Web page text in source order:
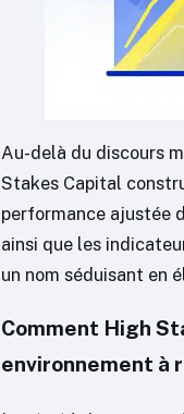
Au-delà du discours
Stakes Capital
performance ajustée
ainsi que les
un nom séduisant en
Comment High
environnement à